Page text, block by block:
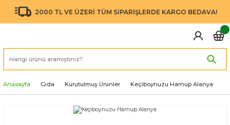
2000 TL VE ÜZERİ TÜM SİPARİŞLERDE KARGO BEDAVA!
Anasayfa Gıda Kurutulmuş Ürünler Keçiboynuzu Harnup Alanya